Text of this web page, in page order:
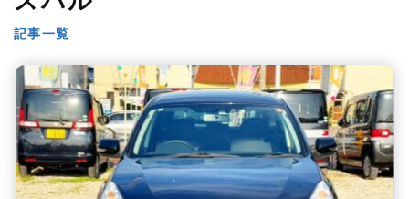
記事一覧